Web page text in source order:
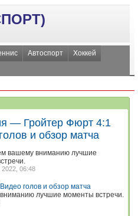
Автоспорт
Хоккей
— Гройтер Фюрт 4:1
и обзор матча
вашему вниманию лучшие
06:48
голов и обзор матча
лучшие моменты встречи.